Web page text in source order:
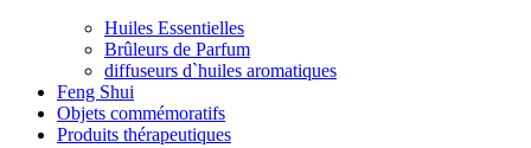
Huiles Essentielles
Brûleurs de Parfum
diffuseurs d`huiles aromatiques
Feng Shui
Objets commémoratifs
Produits thérapeutiques